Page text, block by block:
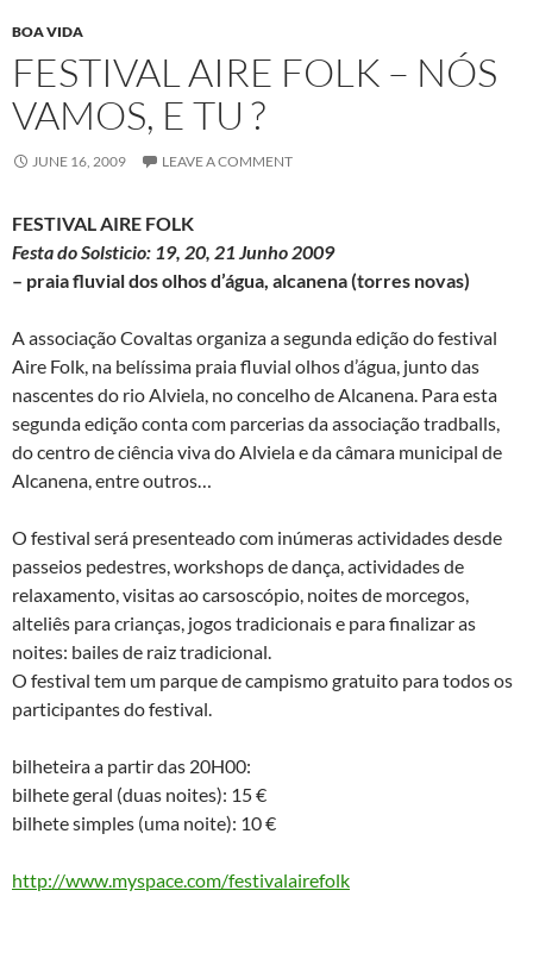
BOA VIDA
FESTIVAL AIRE FOLK – NÓS
VAMOS, E TU ?
JUNE 16, 2009 LEAVE A COMMENT
FESTIVAL AIRE FOLK
Festa do Solsticio: 19, 20, 21 Junho 2009
– praia fluvial dos olhos d’água, alcanena (torres novas)
A associação Covaltas organiza a segunda edição do festival
Aire Folk, na belíssima praia fluvial olhos d’água, junto das
nascentes do rio Alviela, no concelho de Alcanena. Para esta
segunda edição conta com parcerias da associação tradballs,
do centro de ciência viva do Alviela e da câmara municipal de
Alcanena, entre outros…
O festival será presenteado com inúmeras actividades desde
passeios pedestres, workshops de dança, actividades de
relaxamento, visitas ao carsoscópio, noites de morcegos,
alteliês para crianças, jogos tradicionais e para finalizar as
noites: bailes de raiz tradicional.
O festival tem um parque de campismo gratuito para todos os
participantes do festival.
bilheteira a partir das 20H00:
bilhete geral (duas noites): 15 €
bilhete simples (uma noite): 10 €
http://www.myspace.com/festivalairefolk